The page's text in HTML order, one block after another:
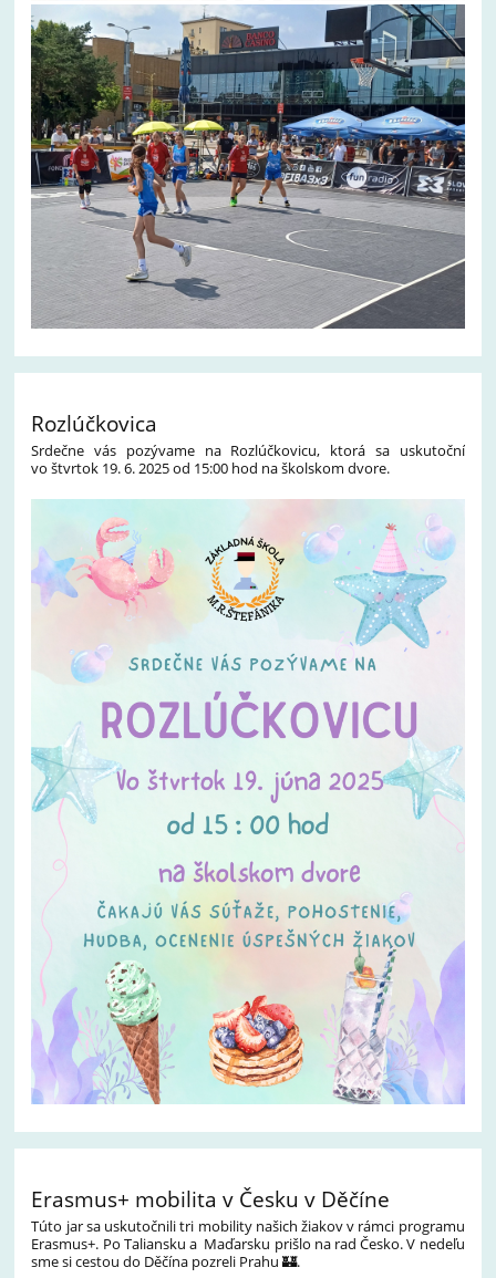
Rozlúčkovica
Srdečne vás pozývame na Rozlúčkovicu, ktorá sa uskutoční
vo štvrtok 19. 6. 2025 od 15:00 hod na školskom dvore.
Erasmus+ mobilita v Česku v Děčíne
Túto jar sa uskutočnili tri mobility našich žiakov v rámci programu
Erasmus+. Po Taliansku a Maďarsku prišlo na rad Česko. V nedeľu
sme si cestou do Děčína pozreli Prahu 🏰.